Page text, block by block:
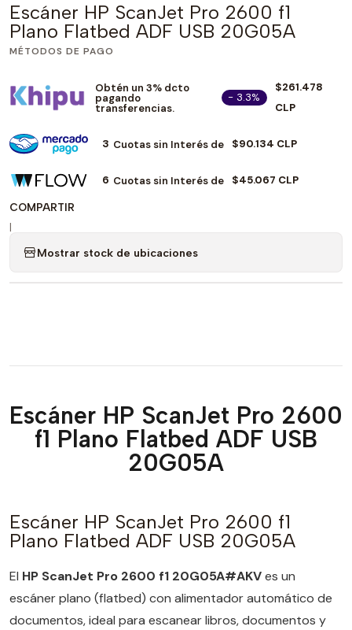
Escáner HP ScanJet Pro 2600 f1
Plano Flatbed ADF USB 20G05A
MÉTODOS DE PAGO
Obtén un 3% dcto
pagando
transferencias.
- 3.3%
$261.478
CLP
3 Cuotas sin Interés de $90.134 CLP
6 Cuotas sin Interés de $45.067 CLP
COMPARTIR
|
Mostrar stock de ubicaciones
Escáner HP ScanJet Pro 2600
f1 Plano Flatbed ADF USB
20G05A
Escáner HP ScanJet Pro 2600 f1
Plano Flatbed ADF USB 20G05A
El HP ScanJet Pro 2600 f1 20G05A#AKVes un
escáner plano (flatbed) con alimentador automático de
documentos, ideal para escanear libros, documentos y